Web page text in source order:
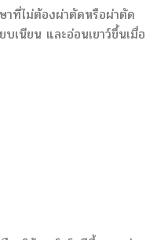
าที่ไม่ต้องผ่าตัดหรือผ่าตัด
เนียน และอ่อนเยาว์ขึ้นเมื่อ